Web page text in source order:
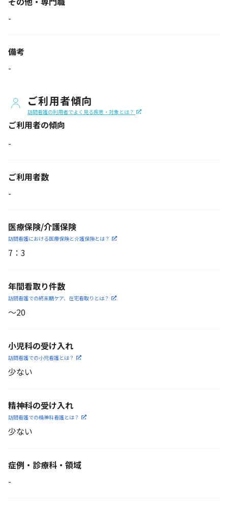
-
備考
-
ご利用者傾向
訪問看護の利用者でよく見る疾患・対象とは？
ご利用者の傾向
-
ご利用者数
-
医療保険/介護保険
訪問看護における医療保険と介護保険とは？
7 ： 3
年間看取り件数
訪問看護での終末期ケア、 在宅看取りとは？
〜20
小児科の受け入れ
訪問看護での小児看護とは？
少ない
精神科の受け入れ
訪問看護での精神科看護とは？
少ない
症例・診療科・ 領域
-